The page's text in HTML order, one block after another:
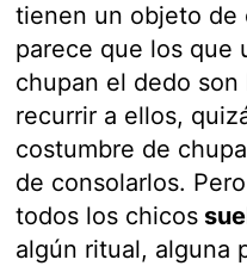
tienen un objeto de
parece que los que
chupan el dedo
recurrir a ellos,
costumbre de
de consolarlos.
todos los chicos
algún ritual, alguna